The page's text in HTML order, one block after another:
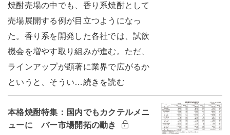
焼酎売場の中でも、香り系焼酎として
売場展開する例が目立つようになっ
た。香り系を開発した各社では、試飲
機会を増やす取り組みが進む。ただ、
ラインアップが顕著に業界で広がるか
というと、そうい…続きを読む
本格焼酎特集：国内でもカクテルメニ
ューに バー市場開拓の動き